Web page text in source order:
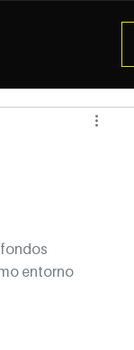
entorno